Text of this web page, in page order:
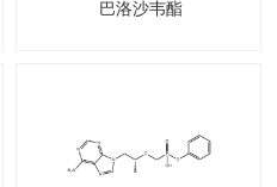
巴洛沙韦酯